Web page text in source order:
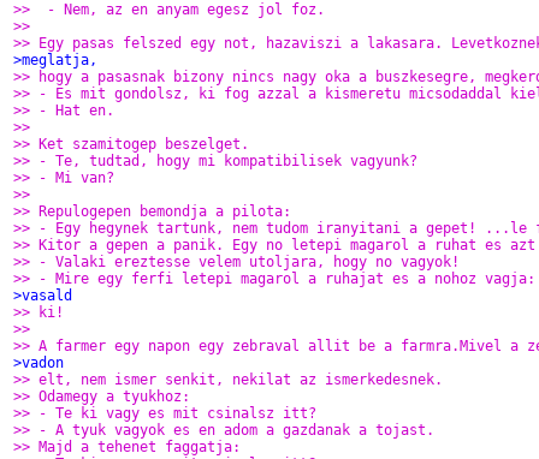
>>  - Nem, az en anyam egesz jol foz.
>>
>> Egy pasas felszed egy not, hazaviszi a lakasara.
>meglatja,
>> hogy a pasasnak bizony nincs nagy oka a buszkesegre,
>> - Es mit gondolsz, ki fog azzal a kismeretu micsodaddal
>> - Hat en.
>>
>> Ket szamitogep beszelget.
>> - Te, tudtad, hogy mi kompatibilisek vagyunk?
>> - Mi van?
>>
>> Repulogepen bemondja a pilota:
>> - Egy hegynek tartunk, nem tudom iranyitani a gepet! ...le
>> Kitor a gepen a panik. Egy no letepi magarol a ruhat es
>> - Valaki ereztesse velem utoljara, hogy no vagyok!
>> - Mire egy ferfi letepi magarol a ruhajat es a nohoz vagja:
>vasald
>> ki!
>>
>> A farmer egy napon egy zebraval allit be a farmra.Mivel a
>vadon
>> elt, nem ismer senkit, nekilat az ismerkedesnek.
>> Odamegy a tyukhoz:
>> - Te ki vagy es mit csinalsz itt?
>> - A tyuk vagyok es en adom a gazdanak a tojast.
>> Majd a tehenet faggatja: